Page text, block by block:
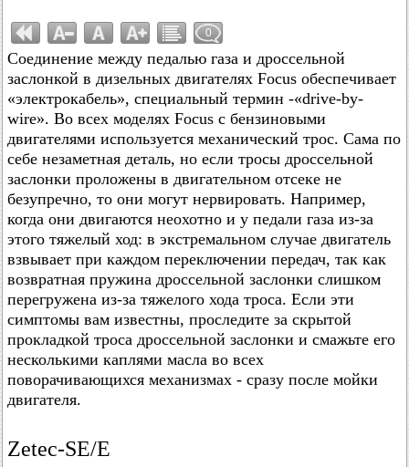
0
Соединение между педалью газа и дроссельной
заслонкой в дизельных двигателях Focus обеспечивает
«электрокабель», специальный термин -«drive-by-
wire». Во всех моделях Focus с бензиновыми
двигателями используется механический трос. Сама по
себе незаметная деталь, но если тросы дроссельной
заслонки проложены в двигательном отсеке не
безупречно, то они могут нервировать. Например,
когда они двигаются неохотно и у педали газа из-за
этого тяжелый ход: в экстремальном случае двигатель
взвывает при каждом переключении передач, так как
возвратная пружина дроссельной заслонки слишком
перегружена из-за тяжелого хода троса. Если эти
симптомы вам известны, проследите за скрытой
прокладкой троса дроссельной заслонки и смажьте его
несколькими каплями масла во всех
поворачивающихся механизмах - сразу после мойки
двигателя.
Zetec-SE/E